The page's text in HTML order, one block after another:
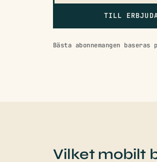
TILL
Bästa abonnemangen
Vilket mobilt